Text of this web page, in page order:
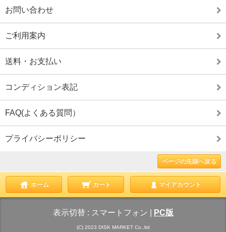
お問い合わせ
ご利用案内
送料・お支払い
コンディション表記
FAQ(よくある質問）
プライバシーポリシー
ページの先頭へ戻る
ホーム カート マイアカウント
表示切替 : スマートフォン PC版
(C) 2023 DISK MARKET Co.,ltd